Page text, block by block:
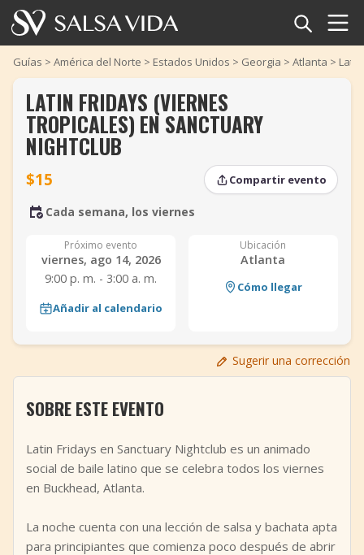
Inicio
Eventos
Noticias
Artículos
Videos
Glosario
Tienda
TuneTempo
Guías > América del Norte > Estados Unidos > Georgia > Atlanta >
‹ ›
‹ ›
LATIN FRIDAYS (VIERNES
TROPICALES) EN SANCTUARY
NIGHTCLUB
$15 Compartir evento
Cada semana, los viernes
Próximo evento
viernes, ago 14, 2026
9:00 p. m. - 3:00 a. m.
Añadir al calendario
Ubicación
Atlanta
Cómo llegar
Sugerir una corrección
SOBRE ESTE EVENTO
Latin Fridays en Sanctuary Nightclub es un animado
social de baile latino que se celebra todos los viernes
en Buckhead, Atlanta.
La noche cuenta con una lección de salsa y bachata apta
para principiantes que comienza poco después de abrir